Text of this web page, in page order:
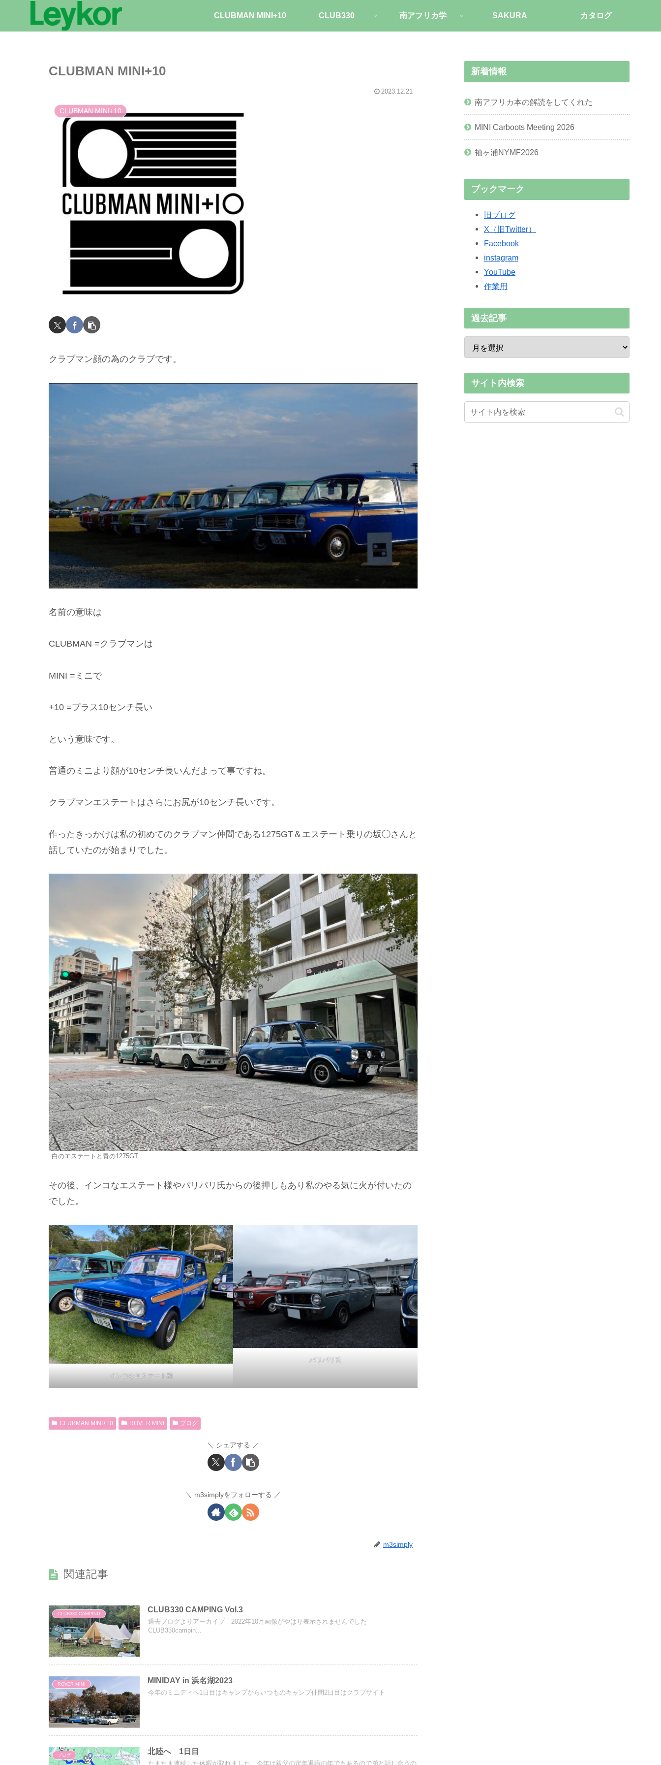
CLUBMAN MINI+10 CLUB330 南アフリカ学 SAKURA カタログ
CLUBMAN MINI+10
2023.12.21
CLUBMAN MINI+10
クラブマン顔の為のクラブです。
名前の意味は
CLUBMAN =クラブマンは
MINI =ミニで
+10 =プラス10センチ長い
という意味です。
普通のミニより顔が10センチ長いんだよって事ですね。
クラブマンエステートはさらにお尻が10センチ長いです。
作ったきっかけは私の初めてのクラブマン仲間である1275GT＆エステート乗りの坂◯さんと
話していたのが始まりでした。
白のエステートと青の1275GT
その後、インコなエステート様やパリパリ氏からの後押しもあり私のやる気に火が付いたの
でした。
インコなエステート様
パリパリ氏
CLUBMAN MINI+10 ROVER MINI ブログ
シェアする
m3simplyをフォローする
m3simply
関連記事
CLUB330 CAMPING CLUB330 CAMPING Vol.3
過去ブログよりアーカイブ 2022年10月画像がやはり表示されませんでした
CLUB330campin...
ROVER MINI MINIDAY in 浜名湖2023
今年のミニディへ1日目はキャンプからいつものキャンプ仲間2日目はクラブサイト
ブログ 北陸へ 1日目
たまたま連続した休暇が取れました。今年は親父の定年退職の年でもあるので弟と話し合うの
新着情報
南アフリカ本の解読をしてくれた
MINI Carboots Meeting 2026
袖ヶ浦NYMF2026
ブックマーク
旧ブログ
X（旧Twitter）
Facebook
instagram
YouTube
作業用
過去記事
サイト内検索